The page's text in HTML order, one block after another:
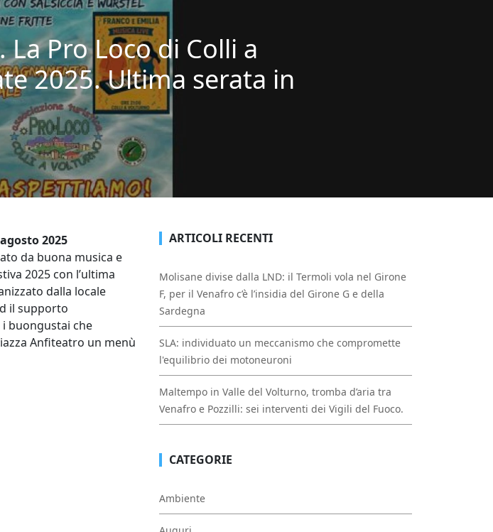
Pro Loco di Colli a
2025. Ultima serata in
2025
da buona musica e
2025 con l’ultima
dalla locale
il supporto
i buongustai che
Anfiteatro un menù
ARTICOLI RECENTI
Molisane divise dalla LND: il Termoli vola nel Girone
F, per il Venafro c’è l’insidia del Girone G e della
Sardegna
SLA: individuato un meccanismo che compromette
l'equilibrio dei motoneuroni
Maltempo in Valle del Volturno, tromba d’aria tra
Venafro e Pozzilli: sei interventi dei Vigili del Fuoco.
CATEGORIE
Ambiente